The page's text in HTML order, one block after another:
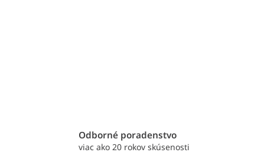
Odborné poradenstvo
viac ako 20 rokov skúsenosti